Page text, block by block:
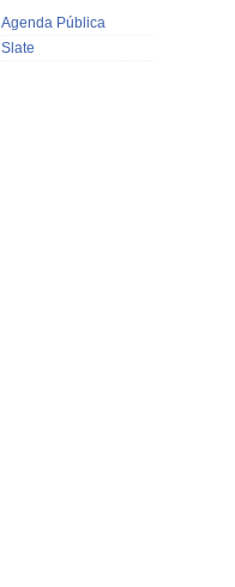
Agenda Pública
Slate